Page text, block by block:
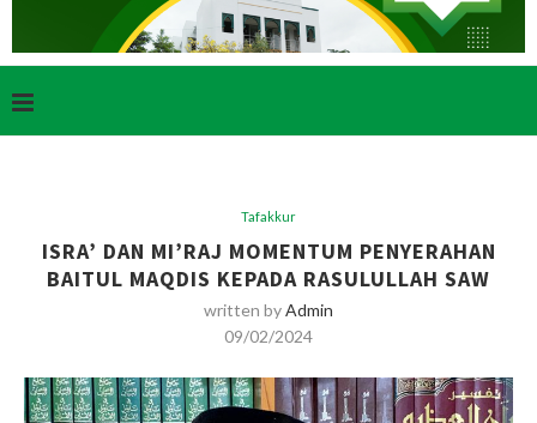
Tafakkur
ISRA’ DAN MI’RAJ MOMENTUM PENYERAHAN
BAITUL MAQDIS KEPADA RASULULLAH SAW
written byAdmin
09/02/2024